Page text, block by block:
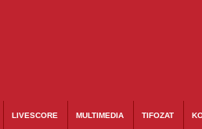
LIVESCORE MULTIMEDIA TIFOZAT